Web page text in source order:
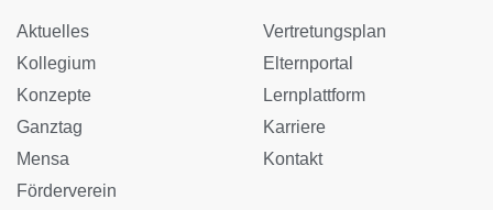
Aktuelles
Kollegium
Konzepte
Ganztag
Mensa
Förderverein
Vertretungsplan
Elternportal
Lernplattform
Karriere
Kontakt